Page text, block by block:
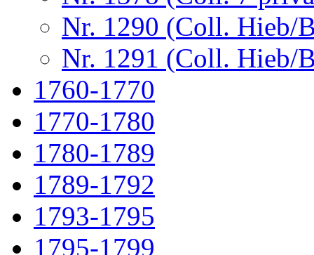
Nr. 1290 (Coll. Hieb/
Nr. 1291 (Coll. Hieb/
1760-1770
1770-1780
1780-1789
1789-1792
1793-1795
1795-1799